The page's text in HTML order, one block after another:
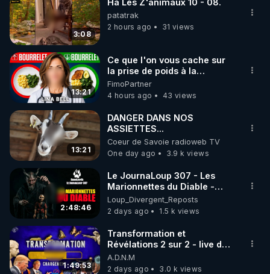
Guillaume, était venu
accompagné…
3:08
Ha Les Z'animaux 10 - 08.
patatrak
2 hours ago
31 views
13:21
Ce que l'on vous cache sur
la prise de poids à la
ménopause
FimoPartner
4 hours ago
43 views
13:21
DANGER DANS NOS
ASSIETTES...
Coeur de Savoie radioweb TV
One day ago
3.9 k views
2:48:46
Le JournaLoup 307 - Les
Marionnettes du Diable -
Loup Divergent 2026.08.07
Loup_Divergent_Reposts
2 days ago
1.5 k views
1:49:53
Transformation et
Révélations 2 sur 2 - live du
07/08/26
A.D.N.M
2 days ago
3.0 k views